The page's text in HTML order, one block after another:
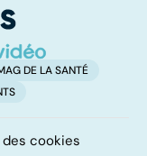
DE LA SANTÉ
cookies